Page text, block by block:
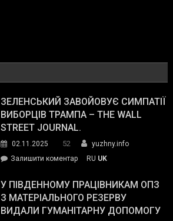
ЗЕЛЕНСЬКИЙ ЗАВОЙОВУЄ СИМПАТІЇ
ВИБОРЦІВ ТРАМПА – THE WALL
STREET JOURNAL.
02.11.2025 52
yuzhny.info
Залишити коментарon
завойовує
симпатії
виборців
RU UK
У ПІВДЕННОМУ ПРАЦІВНИКАМ ОПЗ
З МАТЕРІАЛЬНОГО РЕЗЕРВУ
ВИДАЛИ ГУМАНІТАРНУ ДОПОМОГУ